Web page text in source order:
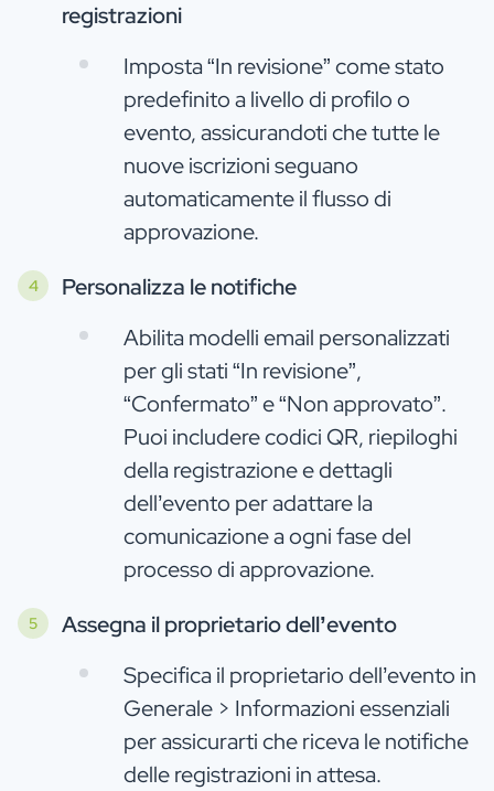
registrazioni
Imposta “In revisione” come stato
predefinito a livello di profilo o
evento, assicurandoti che tutte le
nuove iscrizioni seguano
automaticamente il flusso di
approvazione.
Personalizza le notifiche
Abilita modelli email personalizzati
per gli stati “In revisione”,
“Confermato” e “Non approvato”.
Puoi includere codici QR, riepiloghi
della registrazione e dettagli
dell’evento per adattare la
comunicazione a ogni fase del
processo di approvazione.
Assegna il proprietario dell’evento
Specifica il proprietario dell’evento in
Generale > Informazioni essenziali
per assicurarti che riceva le notifiche
delle registrazioni in attesa.